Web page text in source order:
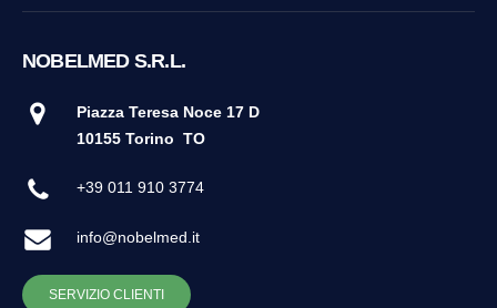
NOBELMED S.R.L.
Piazza Teresa Noce 17 D
10155 Torino TO
+39 011 910 3774
info@nobelmed.it
SERVIZIO CLIENTI